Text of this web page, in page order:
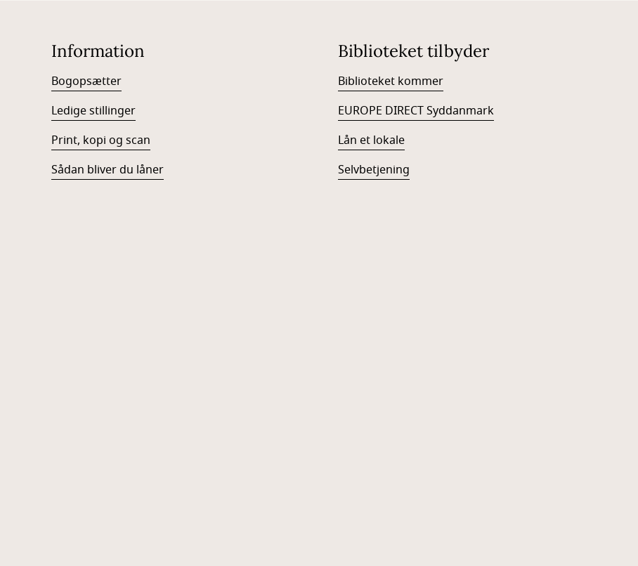
Information
Bogopsætter
Ledige stillinger
Print, kopi og scan
Sådan bliver du låner
Biblioteket tilbyder
Biblioteket kommer
EUROPE DIRECT Syddanmark
Lån et lokale
Selvbetjening